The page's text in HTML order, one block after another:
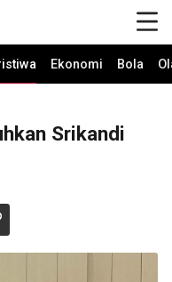
Ekonomi Bola
Srikandi